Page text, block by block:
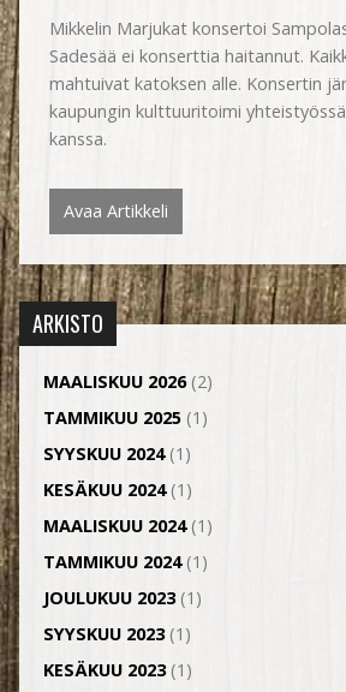
Mikkelin Marjukat konsertoi
Sadesää ei konserttia haitannut.
mahtuivat katoksen alle. Konsertin
kaupungin kulttuuritoimi
kanssa.
Avaa Artikkeli
ARKISTO
MAALISKUU 2026(2)
TAMMIKUU 2025(1)
SYYSKUU 2024(1)
KESÄKUU 2024(1)
MAALISKUU 2024(1)
TAMMIKUU 2024(1)
JOULUKUU 2023(1)
SYYSKUU 2023(1)
KESÄKUU 2023(1)